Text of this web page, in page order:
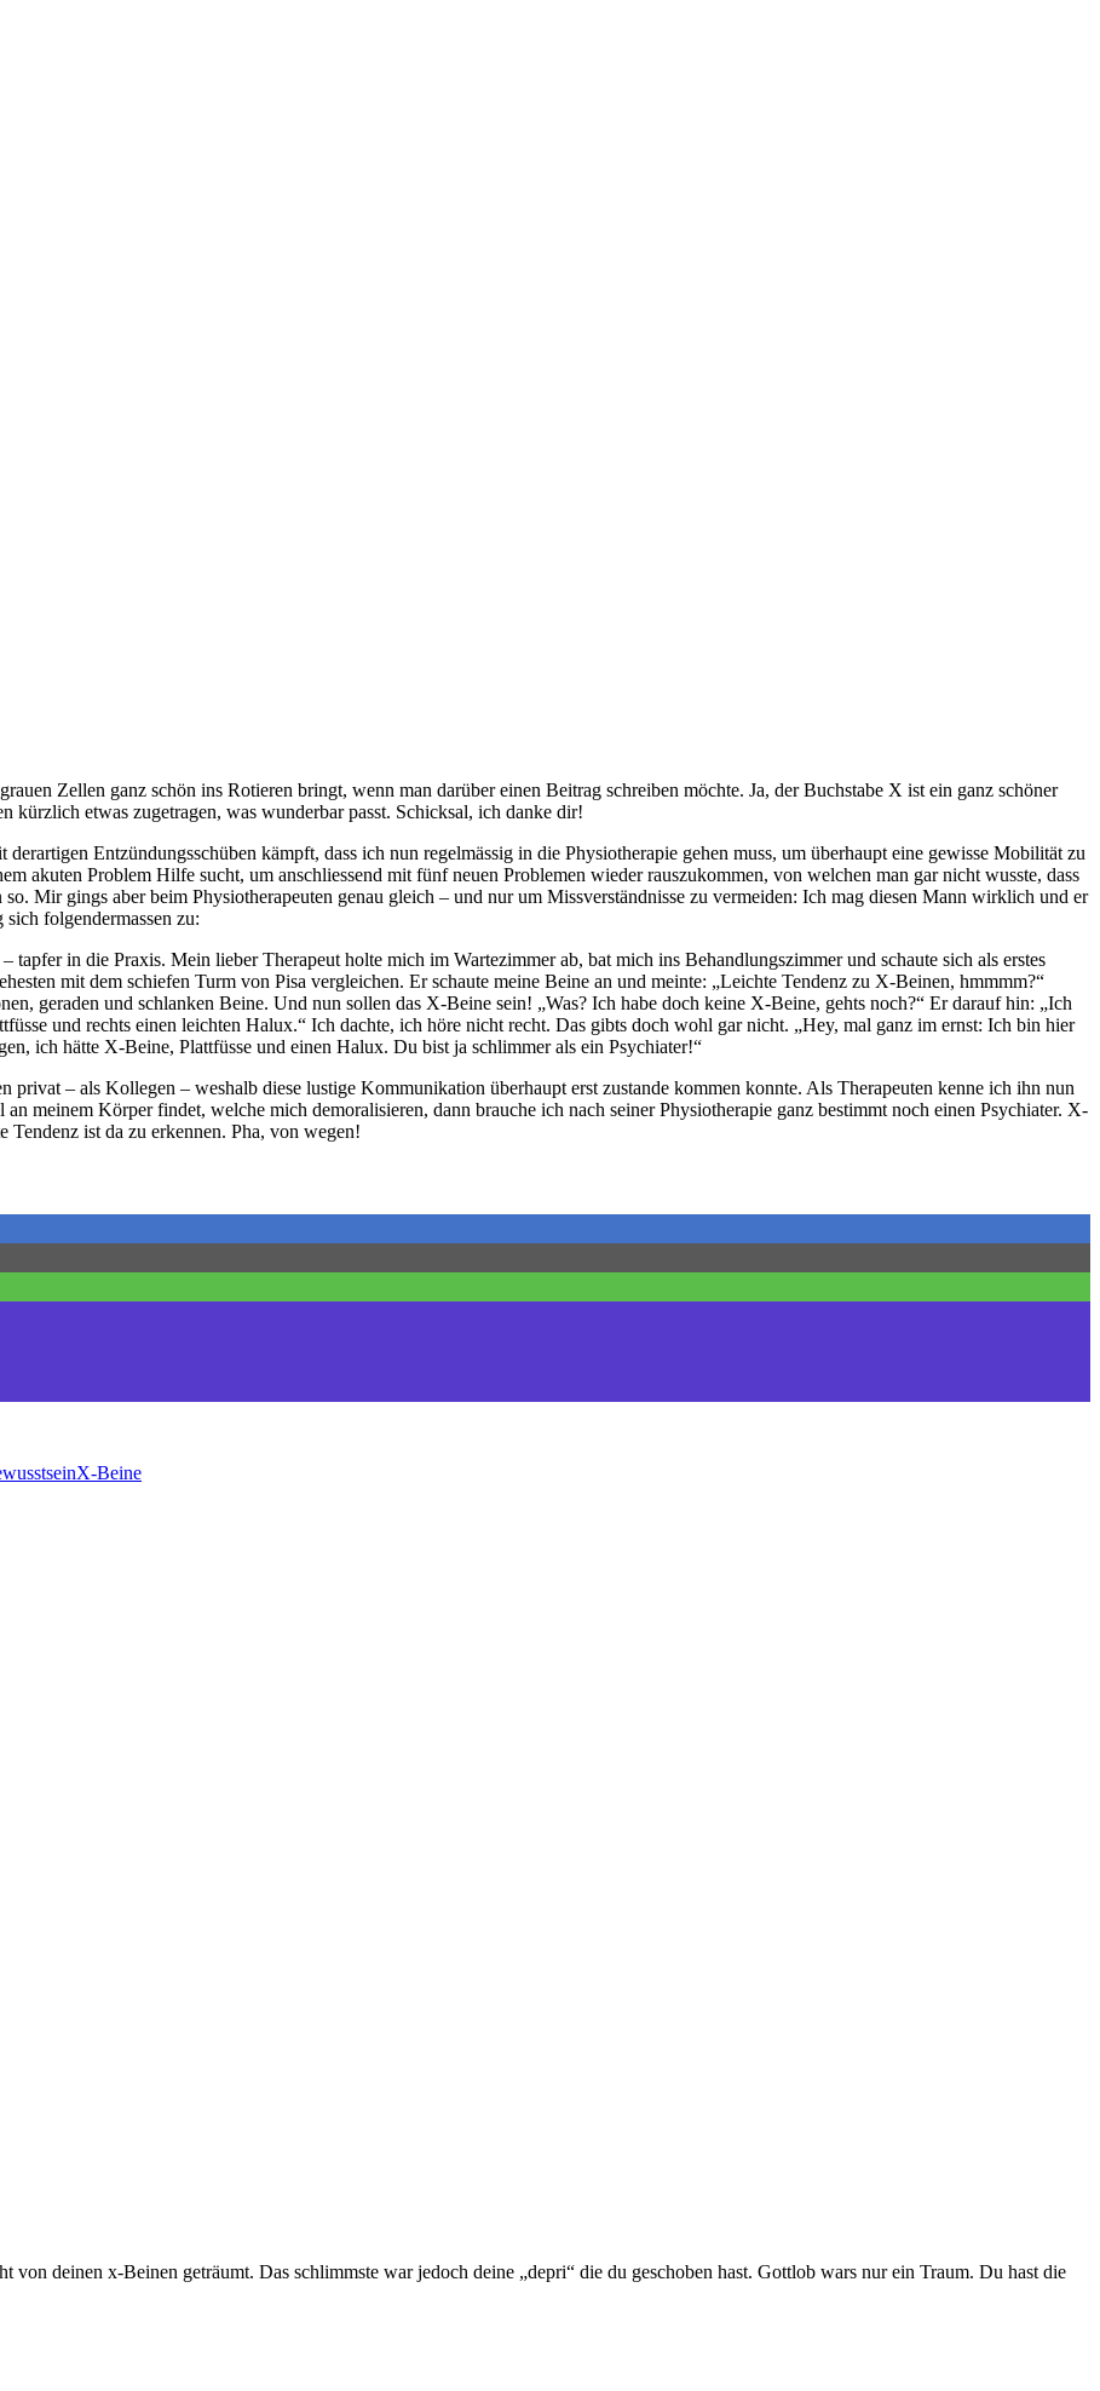
Zellen ganz schön ins Rotieren bringt, wenn man darüber einen Beitrag schreiben möchte. Ja, der Buchstabe X ist ein ganz schöner
kürzlich etwas zugetragen, was wunderbar passt. Schicksal, ich danke dir!
Entzündungsschüben kämpft, dass ich nun regelmässig in die Physiotherapie gehen muss, um überhaupt eine gewisse Mobilität zu
akuten Problem Hilfe sucht, um anschliessend mit fünf neuen Problemen wieder rauszukommen, von welchen man gar nicht wusste, dass
Mir gings aber beim Physiotherapeuten genau gleich – und nur um Missverständnisse zu vermeiden: Ich mag diesen Mann wirklich und er
folgendermassen zu:
tapfer in die Praxis. Mein lieber Therapeut holte mich im Wartezimmer ab, bat mich ins Behandlungszimmer und schaute sich als erstes
mit dem schiefen Turm von Pisa vergleichen. Er schaute meine Beine an und meinte: „Leichte Tendenz zu X-Beinen, hmmmm?“
geraden und schlanken Beine. Und nun sollen das X-Beine sein! „Was? Ich habe doch keine X-Beine, gehts noch?“ Er darauf hin: „Ich
und rechts einen leichten Halux.“ Ich dachte, ich höre nicht recht. Das gibts doch wohl gar nicht. „Hey, mal ganz im ernst: Ich bin hier
ich hätte X-Beine, Plattfüsse und einen Halux. Du bist ja schlimmer als ein Psychiater!“
privat – als Kollegen – weshalb diese lustige Kommunikation überhaupt erst zustande kommen konnte. Als Therapeuten kenne ich ihn nun
meinem Körper findet, welche mich demoralisieren, dann brauche ich nach seiner Physiotherapie ganz bestimmt noch einen Psychiater. X-
ist da zu erkennen. Pha, von wegen!
X-Beine
von deinen x-Beinen geträumt. Das schlimmste war jedoch deine „depri“ die du geschoben hast. Gottlob wars nur ein Traum. Du hast die